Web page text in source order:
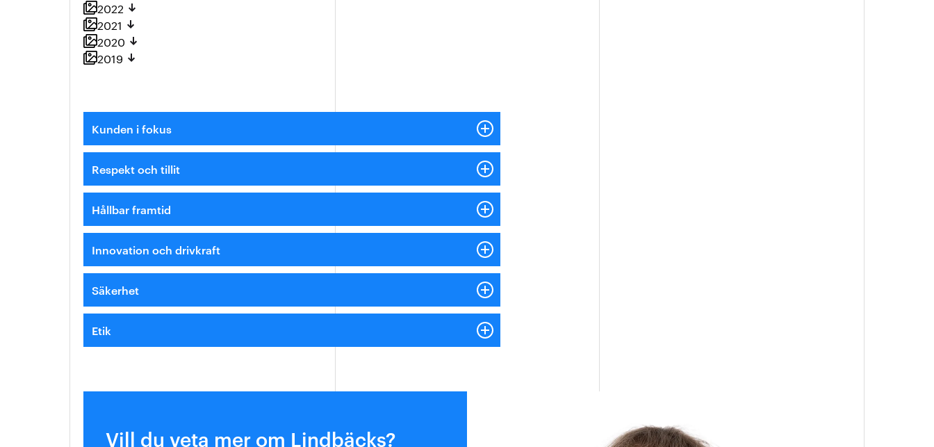
2022
2021
2020
2019
Kunden i fokus
Respekt och tillit
Hållbar framtid
Innovation och drivkraft
Säkerhet
Etik
Vill du veta mer om Lindbäcks?